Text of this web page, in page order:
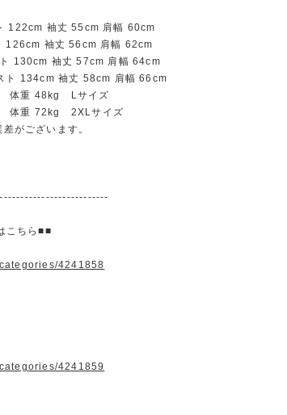
122cm 袖丈 55cm 肩幅 60cm
袖丈 56cm 肩幅 62cm
130cm 袖丈 57cm 肩幅 64cm
134cm 袖丈 58cm 肩幅 66cm
体重 48kg Lサイズ
体重 72kg 2XLサイズ
がございます。
こちら■■
4241858
4241859